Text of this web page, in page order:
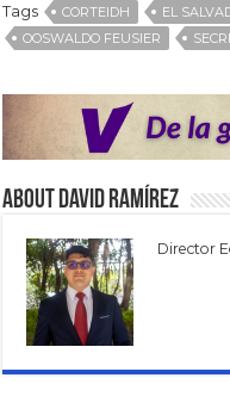
Tags CORTEIDH EL
OOSWALDO FEUSIER
About David Ramírez
Director